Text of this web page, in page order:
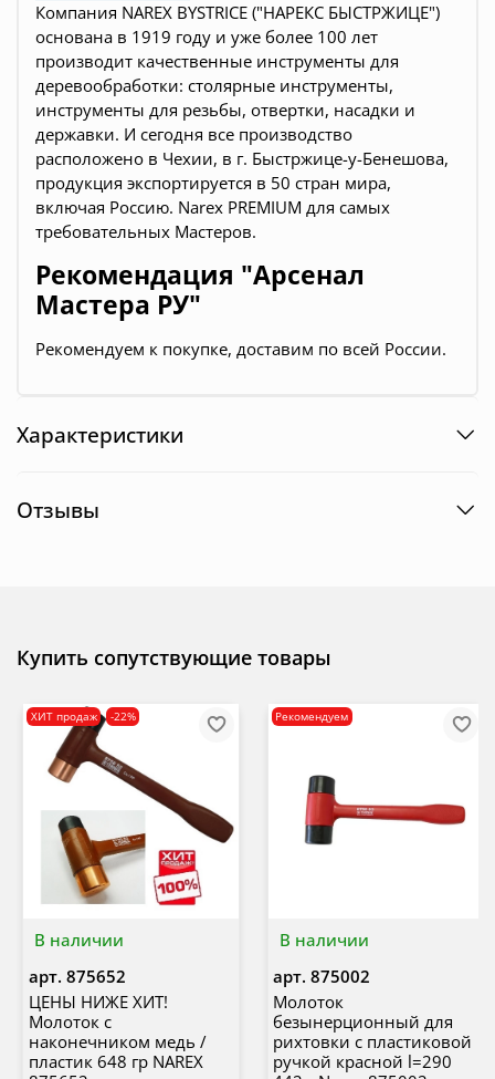
Компания NAREX BYSTRICE ("НАРЕКС БЫСТРЖИЦЕ")
основана в 1919 году и уже более 100 лет
производит качественные инструменты для
деревообработки: столярные инструменты,
инструменты для резьбы, отвертки, насадки и
державки. И сегодня все производство
расположено в Чехии, в г. Быстржице-у-Бенешова,
продукция экспортируется в 50 стран мира,
включая Россию. Narex PREMIUM для самых
требовательных Мастеров.
Рекомендация "Арсенал
Мастера РУ"
Рекомендуем к покупке, доставим по всей России.
Характеристики
Отзывы
Купить сопутствующие товары
В наличии
ХИТ продаж -22%
арт. 875652
ЦЕНЫ НИЖЕ ХИТ!
Молоток с
наконечником медь /
пластик 648 гр NAREX
В наличии
Рекомендуем
арт. 875002
Молоток
безынерционный для
рихтовки с пластиковой
ручкой красной l=290